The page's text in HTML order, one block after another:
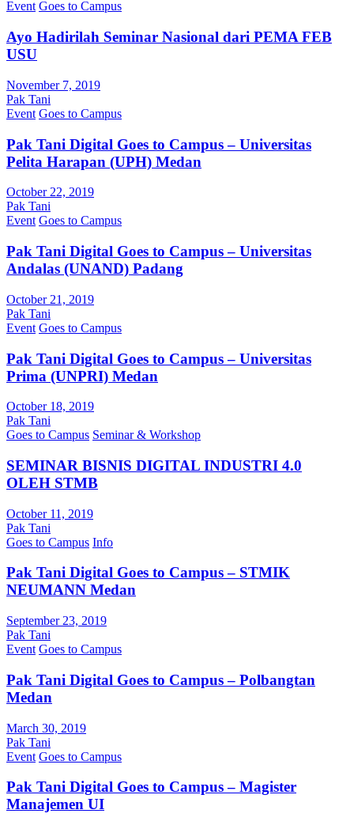
Event Goes to Campus
Ayo Hadirilah Seminar Nasional dari PEMA FEB
USU
November 7, 2019
Pak Tani
Event Goes to Campus
Pak Tani Digital Goes to Campus – Universitas
Pelita Harapan (UPH) Medan
October 22, 2019
Pak Tani
Event Goes to Campus
Pak Tani Digital Goes to Campus – Universitas
Andalas (UNAND) Padang
October 21, 2019
Pak Tani
Event Goes to Campus
Pak Tani Digital Goes to Campus – Universitas
Prima (UNPRI) Medan
October 18, 2019
Pak Tani
Goes to Campus Seminar & Workshop
SEMINAR BISNIS DIGITAL INDUSTRI 4.0
OLEH STMB
October 11, 2019
Pak Tani
Goes to Campus Info
Pak Tani Digital Goes to Campus – STMIK
NEUMANN Medan
September 23, 2019
Pak Tani
Event Goes to Campus
Pak Tani Digital Goes to Campus – Polbangtan
Medan
March 30, 2019
Pak Tani
Event Goes to Campus
Pak Tani Digital Goes to Campus – Magister
Manajemen UI